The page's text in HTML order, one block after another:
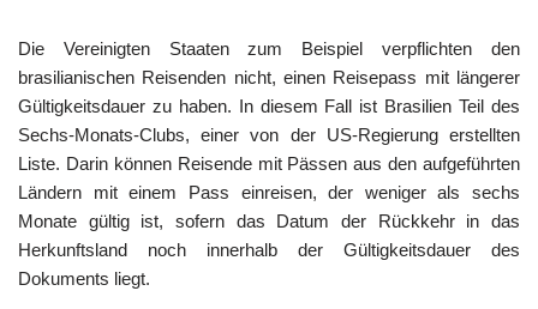
Die Vereinigten Staaten zum Beispiel verpflichten den
brasilianischen Reisenden nicht, einen Reisepass mit längerer
Gültigkeitsdauer zu haben. In diesem Fall ist Brasilien Teil des
Sechs-Monats-Clubs, einer von der US-Regierung erstellten
Liste. Darin können Reisende mit Pässen aus den aufgeführten
Ländern mit einem Pass einreisen, der weniger als sechs
Monate gültig ist, sofern das Datum der Rückkehr in das
Herkunftsland noch innerhalb der Gültigkeitsdauer des
Dokuments liegt.